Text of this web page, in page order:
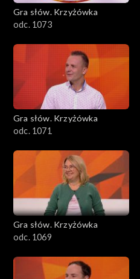
Gra słów. Krzyżówka
odc. 1073
Gra słów. Krzyżówka
odc. 1071
Gra słów. Krzyżówka
odc. 1069